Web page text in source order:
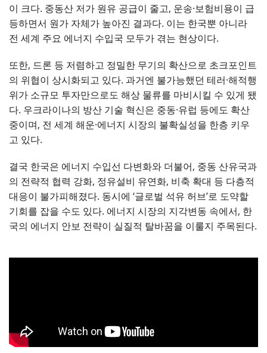
이 크다. 중동산 저가 원유 공급이 줄고, 운송·보험비용이 급
등하면서 원가 자체가 높아진 결과다. 이는 한국뿐 아니라
전 세계 주요 에너지 수입국 모두가 겪는 현상이다.
또한, 드론 등 저렴하고 정밀한 무기의 확산으로 초크포인트
의 위협이 상시화되고 있다. 과거엔 불가능했던 테러·해적행
위가 소규모 투자만으로도 해상 물류를 마비시킬 수 있게 됐
다. 우크라이나의 방산 기술 혁신은 중동·유럽 등에도 확산
중이며, 전 세계 해운·에너지 시장의 불확실성을 한층 키우
고 있다.
결국 한국은 에너지 수입선 다변화와 더불어, 중동 산유국과
의 전략적 협력 강화, 정유설비 유연화, 비축 확대 등 다층적
대응이 불가피해졌다. 동시에 ‘글로벌 석유 허브’로 도약할
기회를 잡을 수도 있다. 에너지 시장의 지각변동 속에서, 한
국의 에너지 안보 전략이 실질적 탈바꿈을 이룰지 주목된다.